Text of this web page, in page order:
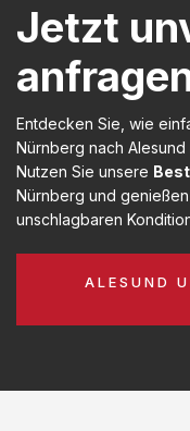
Jetzt
Entdecken Sie, wie
Nürnberg nach Alesund
Nutzen Sie unsere
Nürnberg und
unschlagbaren
ALESUND